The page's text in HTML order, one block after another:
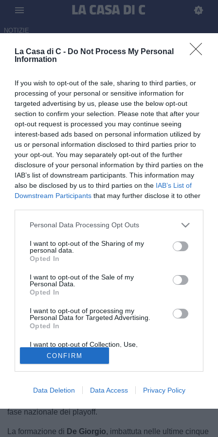
La Casa di C - Do Not Process My Personal
Information
If you wish to opt-out of the sale, sharing to third parties, or
processing of your personal or sensitive information for
targeted advertising by us, please use the below opt-out
section to confirm your selection. Please note that after your
opt-out request is processed you may continue seeing
interest-based ads based on personal information utilized by
us or personal information disclosed to third parties prior to
your opt-out. You may separately opt-out of the further
disclosure of your personal information by third parties on the
IAB’s list of downstream participants. This information may
also be disclosed by us to third parties on the IAB’s List of
Downstream Participants that may further disclose it to other
Personal Data Processing Opt Outs
I want to opt-out of the Sharing of my
personal data.
Opted In
I want to opt-out of the Sale of my
Personal Data.
Opted In
I want to opt-out of processing my
Personal Data for Targeted Advertising.
Opted In
I want to opt-out of Collection, Use,
Retention, Sale, and/or Sharing of my
Personal Data that Is Unrelated with the
Purposes for which it was collected.
Opted Out
CONFIRM
Data Deletion Data Access Privacy Policy
NOTIZIE
Potenza-Ascoli, Sky o Now?
streaming
16.05.2026 08:00 diMattia Cordì
Potenza e Ascoli in campo per la gara di andata della seconda fase
nazionale playoff di Serie C: tutte le informazioni sul match e dove
Manca sempre meno alla sfida tra
match, valevole per lagara di andata della seconda fase
nazionale playoff di Serie C 2025/2026, é in programma
Comunale Alfredo Vivianidi Potenza.
Una gara che si preannuncia molto interessante: i padroni
stagione, vogliono continuare a sognare dopo aver
fase nazionale dei playoff.
La formazione di De Giorgio, imbattuta nelle ultime cinque